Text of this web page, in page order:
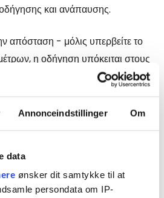
Annonceindstillinger Om
data
ønsker dit samtykke til at
persondata om IP-
και ανάπαυσης.
απόσταση - μόλις υπερβείτε το
η οδήγηση υπόκειται στους
100 χλμ, εξαιρείστε από τους
εξαιρέσεις και απαλλαγές
2 των κανονισμών για την